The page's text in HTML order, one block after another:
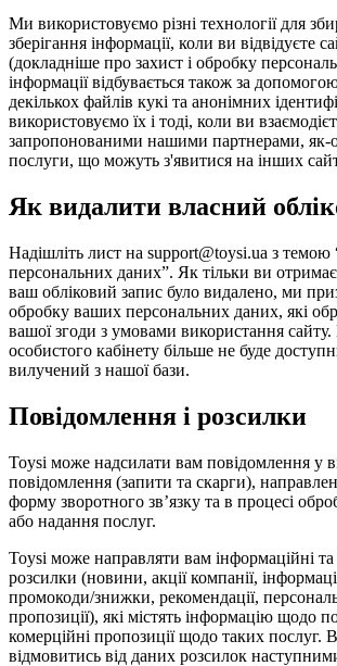
Ми використовуємо різні технології для
зберігання інформації, коли ви відвідуєте
(докладніше про захист і обробку
інформації відбувається також за
декількох файлів кукі та анонімних
використовуємо їх і тоді, коли ви
запропонованими нашими партнерами, як-
послуги, що можуть з'явитися на інших
Як видалити власний
Надішліть лист на support@toysi.ua з
персональних даних”. Як тільки ви
ваш обліковий запис було видалено, ми
обробку ваших персональних даних, які
вашої згоди з умовами використання сайту.
особистого кабінету більше не буде
вилучений з нашої бази.
Повідомлення і розсилки
Toysi може надсилати вам повідомлення у
повідомлення (запити та скарги),
форму зворотного зв’язку та в процесі
або надання послуг.
Toysi може направляти вам інформаційні та
розсилки (новини, акції компанії,
промокоди/знижки, рекомендації,
пропозиції), які містять інформацію щодо
комерційні пропозиції щодо таких послуг.
відмовитись від даних розсилок